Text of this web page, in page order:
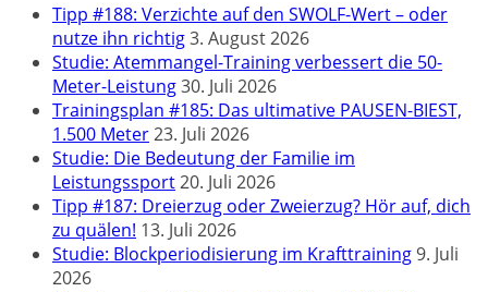
Tipp #188: Verzichte auf den SWOLF-Wert – oder
nutze ihn richtig3. August 2026
Studie: Atemmangel-Training verbessert die 50-
Meter-Leistung30. Juli 2026
Trainingsplan #185: Das ultimative PAUSEN-BIEST,
1.500 Meter23. Juli 2026
Studie: Die Bedeutung der Familie im
Leistungssport20. Juli 2026
Tipp #187: Dreierzug oder Zweierzug? Hör auf, dich
zu quälen! 13. Juli 2026
Studie: Blockperiodisierung im Krafttraining9. Juli
2026